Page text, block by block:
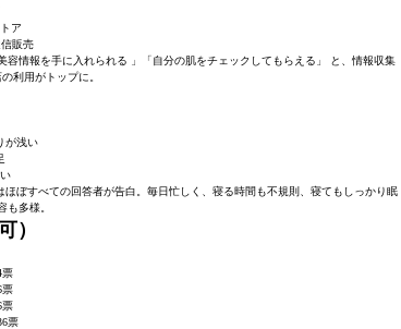
ア
販売
情報を手に入れられる 」「自分の肌をチェックしてもらえる」 と、情報収集
利用がトップに。
が浅い
ぼすべての回答者が告白。毎日忙しく、寝る時間も不規則、寝てもしっかり眠
も多様。
）
票